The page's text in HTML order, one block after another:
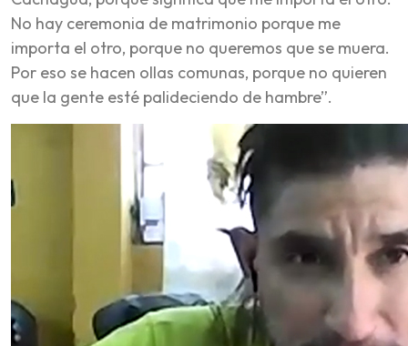
No hay ceremonia de matrimonio porque me
importa el otro, porque no queremos que se muera.
Por eso se hacen ollas comunas, porque no quieren
que la gente esté palideciendo de hambre”.